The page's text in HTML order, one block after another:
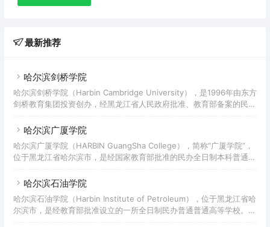
最新推荐
哈尔滨剑桥学院
哈尔滨剑桥学院（Harbin Cambridge University），是1996年由东方
剑桥教育集团投资创办，经黑龙江省人民政府批准、教育部备案的民办
共占地69.6万平方米，建筑面积44.8万平方米，固定资产总值12.39亿
元，下设8个二级学院、3个教学部，开设25个本科专业，有专任教师
509人，有全日制在校生9484人。
哈尔滨广厦学院
哈尔滨广厦学院（HARBIN GuangSha College），简称“广厦学院”，
位于黑龙江省哈尔滨市，是经国家教育部批准的民办全日制本科普通综
年3月，经黑龙江省政府批准与哈尔滨商业大学合作办学，更名为“哈尔
滨商业大学广厦学院”。同年10月，经教育部确认为本科独立学院。
2012年3月经教育部批准转设为民办普通本科高等学校，更名为“哈尔
滨广厦学院”。 截至2022年2月，学校占地面积45.72万平方米，建筑
哈尔滨石油学院
哈尔滨石油学院（Harbin Institute of Petroleum），位于黑龙江省哈
尔滨市，是经教育部批准设立的一所全日制民办普通普通高等学校。